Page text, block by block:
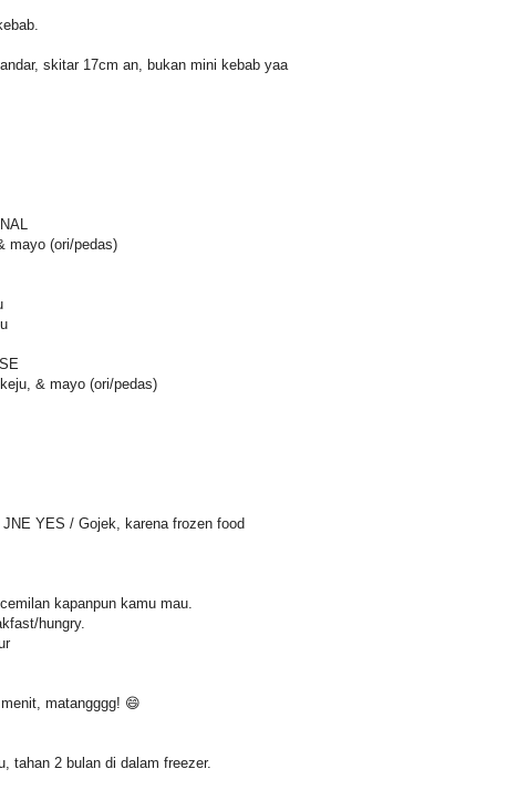
skitar 17cm an, bukan mini kebab yaa
mayo (ori/pedas)
& mayo (ori/pedas)
JNE YES / Gojek, karena frozen food
kapanpun kamu mau.
hungry.
matangggg! 😄
tahan 2 bulan di dalam freezer.